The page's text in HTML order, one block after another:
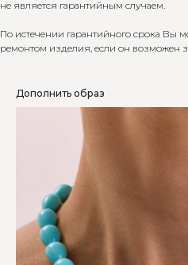
не является гарантийным случаем.
По истечении гарантийного срока Вы
ремонтом изделия, если он возможен
Дополнить образ